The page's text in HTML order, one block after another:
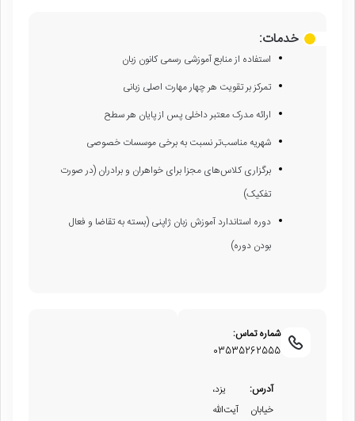
خدمات:
استفاده از منابع آموزشی رسمی کانون زبان
تمرکز بر تقویت هر چهار مهارت اصلی زبانی
ارائه مدرک معتبر داخلی پس از پایان هر سطح
شهریه مناسب‌تر نسبت به برخی موسسات خصوصی
برگزاری کلاس‌های مجزا برای خواهران و برادران (در صورت
تفکیک)
دوره استاندارد آموزش زبان ژاپنی (بسته به تقاضا و فعال
بودن دوره)
شماره تماس:
03535262555
آدرس: یزد،
خیابان آیت‌الله